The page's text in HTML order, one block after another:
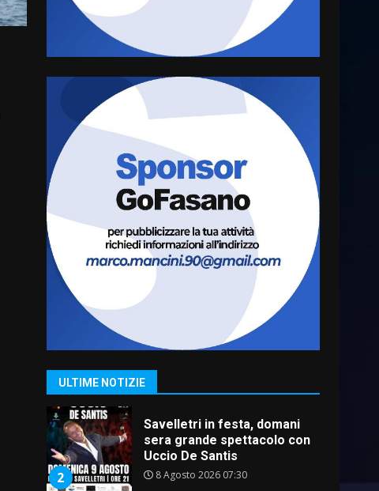
ULTIME NOTIZIE
5
US Fasano, Scianaro:
“Profonda amarezza per
esclusione dal campionato di
7 Agosto 2026 06:00
Fasanese ferito a colpi di
arma da fuoco
6 Agosto 2026 18:13
7
Carta d’identità: continua il
piano di aperture
straordinarie del Comune di
Fasano
6 Agosto 2026 14:16
1
La Banda Città di Fasano apre
ufficialmente la Festa di
2
Savelletri in festa, domani
sera grande spettacolo con
Uccio De Santis
8 Agosto 2026 07:30